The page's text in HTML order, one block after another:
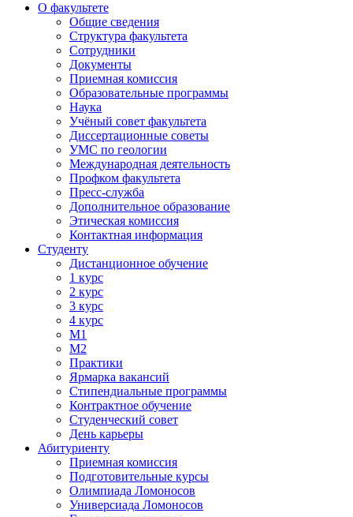
О факультете
Общие сведения
Структура факультета
Сотрудники
Документы
Приемная комиссия
Образовательные программы
Наука
Учёный совет факультета
Диссертационные советы
УМС по геологии
Международная деятельность
Профком факультета
Пресс-служба
Дополнительное образование
Этическая комиссия
Контактная информация
Студенту
Дистанционное обучение
1 курс
2 курс
3 курс
4 курс
М1
М2
Практики
Ярмарка вакансий
Стипендиальные программы
Контрактное обучение
Студенческий совет
День карьеры
Абитуриенту
Приемная комиссия
Подготовительные курсы
Олимпиада Ломоносов
Универсиада Ломоносов